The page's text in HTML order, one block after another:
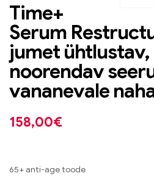
Time+
Serum
jumet
noorendav
vananevale
158,00€
65+ anti-age toode